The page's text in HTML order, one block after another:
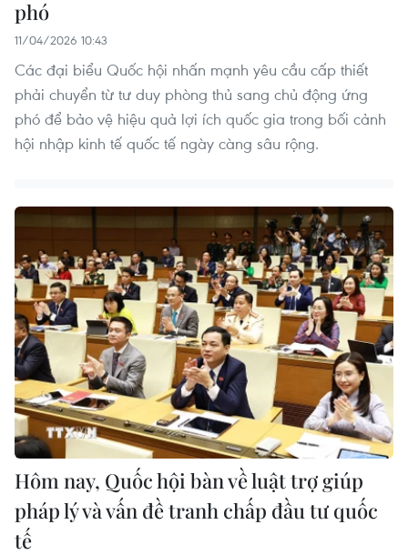
phó
11/04/2026 10:43
Các đại biểu Quốc hội nhấn mạnh yêu cầu cấp thiết
phải chuyển từ tư duy phòng thủ sang chủ động ứng
phó để bảo vệ hiệu quả lợi ích quốc gia trong bối cảnh
hội nhập kinh tế quốc tế ngày càng sâu rộng.
Hôm nay, Quốc hội bàn về luật trợ giúp
pháp lý và vấn đề tranh chấp đầu tư quốc
tế